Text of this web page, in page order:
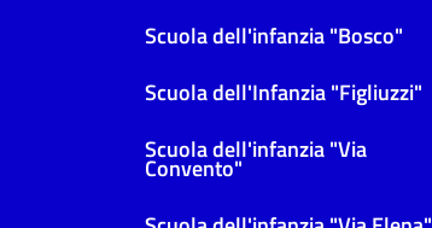
Scuola dell'infanzia "Bosco"
Scuola dell'Infanzia "Figliuzzi"
Scuola dell'infanzia "Via
Convento"